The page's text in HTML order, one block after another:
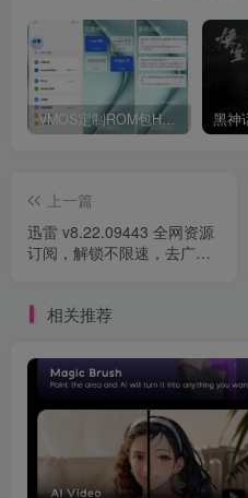
VMOS定制ROM包HnciseOS9.6.0兼容解锁
上一篇
迅雷 v8.22.09443 全网资源
订阅，解锁不限速，去广告
相关推荐